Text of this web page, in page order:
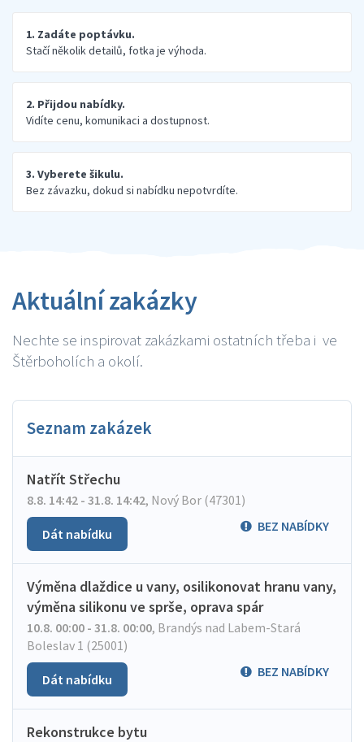
1. Zadáte poptávku.
Stačí několik detailů, fotka je výhoda.
2. Přijdou nabídky.
Vidíte cenu, komunikaci a dostupnost.
3. Vyberete šikulu.
Bez závazku, dokud si nabídku nepotvrdíte.
Aktuální zakázky
Nechte se inspirovat zakázkami ostatních třeba i ve
Štěrboholích a okolí.
Seznam zakázek
Natřít Střechu
8.8. 14:42 - 31.8. 14:42, Nový Bor (47301)
BEZ NABÍDKY
Dát nabídku
Výměna dlaždice u vany, osilikonovat hranu vany,
výměna silikonu ve sprše, oprava spár
10.8. 00:00 - 31.8. 00:00, Brandýs nad Labem-Stará
Boleslav 1 (25001)
BEZ NABÍDKY
Dát nabídku
Rekonstrukce bytu